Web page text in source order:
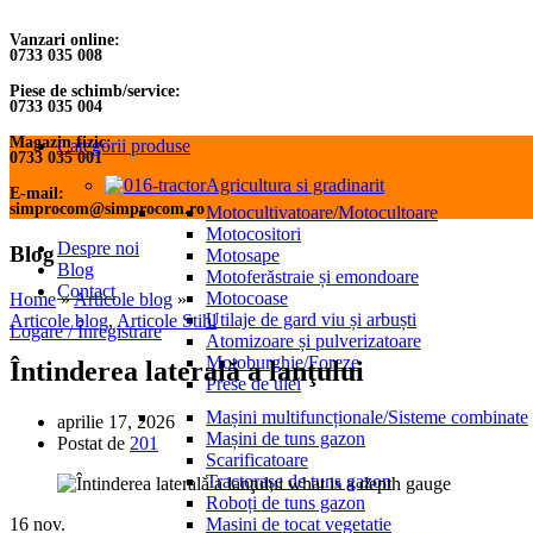
Vanzari online:
0733 035 008
Piese de schimb/service:
0733 035 004
Magazin fizic:
0733 035 001
E-mail:
simprocom@simprocom.ro
Despre noi
Blog
Contact
Logare / Înregistrare
Categorii produse
Agricultura si gradinarit
Motocultivatoare/Motocultoare
Motocositori
Motosape
Motoferăstraie și emondoare
Motocoase
Utilaje de gard viu și arbuști
Atomizoare și pulverizatoare
Motoburghie/Foreze
Prese de ulei
Mașini multifuncționale/Sisteme combinate
Mașini de tuns gazon
Scarificatoare
Tractorașe de tuns gazon
Roboți de tuns gazon
Masini de tocat vegetatie
Blog
Home»Articole blog »
Articole blog, Articole Stihl
Întinderea laterală a lanţului
aprilie 17, 2026
Postat de 201
16 nov.